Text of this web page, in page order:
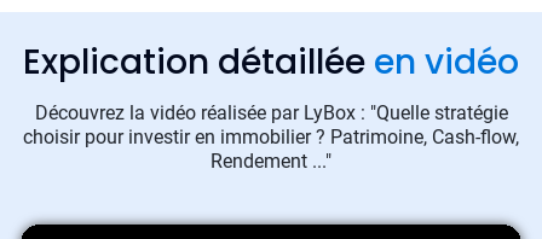
Explication détaillée en vidéo
Découvrez la vidéo réalisée par LyBox : "Quelle stratégie
choisir pour investir en immobilier ? Patrimoine, Cash-flow,
Rendement ..."